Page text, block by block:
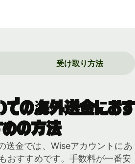
受け取り方法
での海外送金におす
の方法
送金では、Wiseアカウントにあ
おすすめです。手数料が一番安